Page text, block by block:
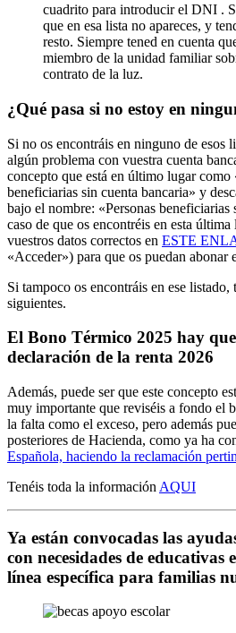
cuadrito para introducir el DNI .
que en esa lista no apareces, y
resto. Siempre tened en cuenta
miembro de la unidad familiar
contrato de la luz.
¿Qué pasa si no estoy en
Si no os encontráis en ninguno de esos
algún problema con vuestra cuenta
concepto que está en último lugar como
beneficiarias sin cuenta bancaria» y
bajo el nombre: «Personas beneficiarias
caso de que os encontréis en esta
vuestros datos correctos en ESTE
«Acceder») para que os puedan abonar
Si tampoco os encontráis en ese listado,
siguientes.
El Bono Térmico 2025 hay
declaración de la renta 2026
Además, puede ser que este concepto
muy importante que reviséis a fondo el
la falta como el exceso, pero además
posteriores de Hacienda, como ya ha
Española, haciendo la reclamación
Tenéis toda la información AQUI
Ya están convocadas las
con necesidades de educativas
línea específica para familias